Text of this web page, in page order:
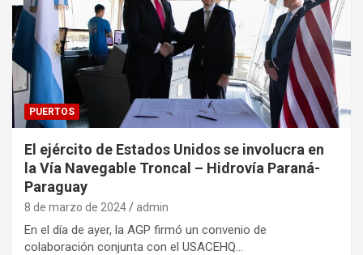
PUERTOS
El ejército de Estados Unidos se involucra en
la Vía Navegable Troncal – Hidrovía Paraná-
Paraguay
8 de marzo de 2024 admin
En el día de ayer, la AGP firmó un convenio de
colaboración conjunta con el USACEHQ…